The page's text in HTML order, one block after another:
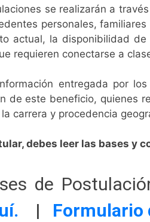
se realizarán a
personales,
actual, la disponibilidad
requieren conectarse a
entregada por
de este beneficio, quienes
carrera y procedencia
debes leer las bases y
de
| Formulario